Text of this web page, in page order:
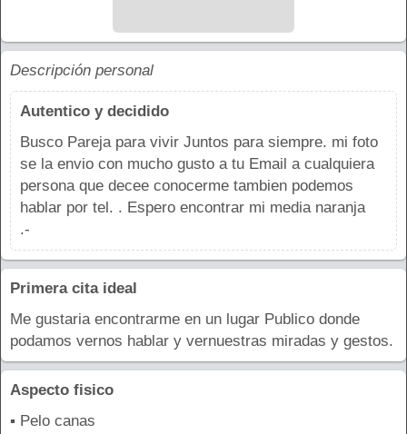
Descripción personal
Autentico y decidido
Busco Pareja para vivir Juntos para siempre. mi foto
se la envio con mucho gusto a tu Email a cualquiera
persona que decee conocerme tambien podemos
hablar por tel. . Espero encontrar mi media naranja
.-
Primera cita ideal
Me gustaria encontrarme en un lugar Publico donde
podamos vernos hablar y vernuestras miradas y gestos.
Aspecto fisico
▪ Pelo canas